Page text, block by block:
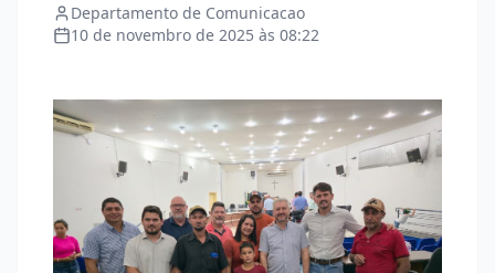
Departamento de Comunicacao
10 de novembro de 2025 às 08:22